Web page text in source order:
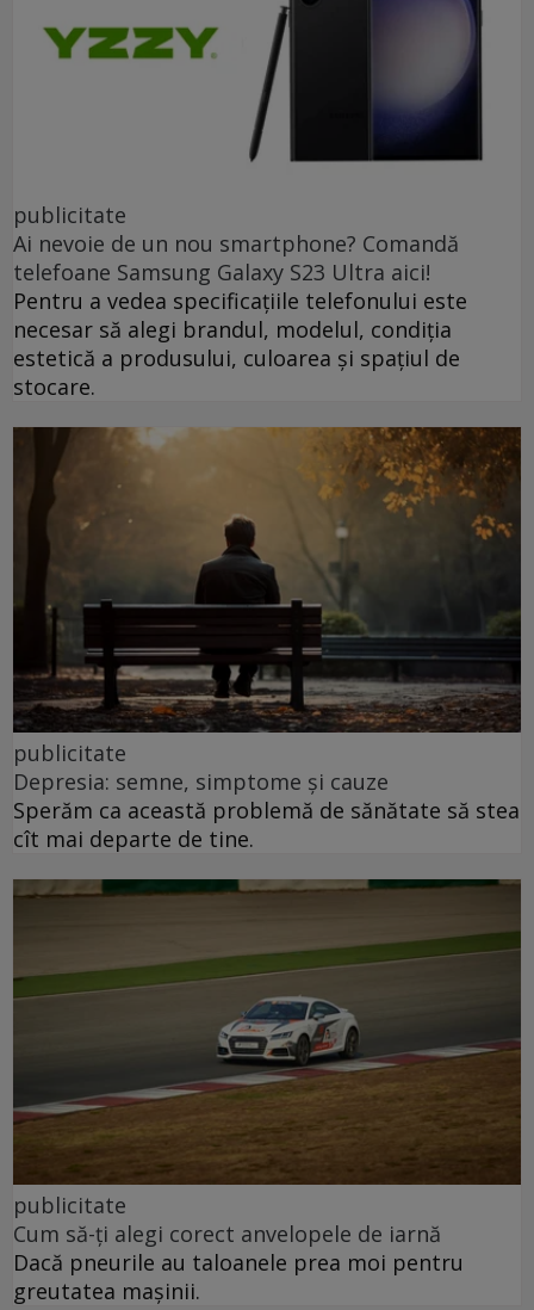
publicitate
Ai nevoie de un nou smartphone? Comandă
telefoane Samsung Galaxy S23 Ultra aici!
Pentru a vedea specificațiile telefonului este
necesar să alegi brandul, modelul, condiția
estetică a produsului, culoarea și spațiul de
stocare.
publicitate
Depresia: semne, simptome și cauze
Sperăm ca această problemă de sănătate să stea
cît mai departe de tine.
publicitate
Cum să-ți alegi corect anvelopele de iarnă
Dacă pneurile au taloanele prea moi pentru
greutatea mașinii.